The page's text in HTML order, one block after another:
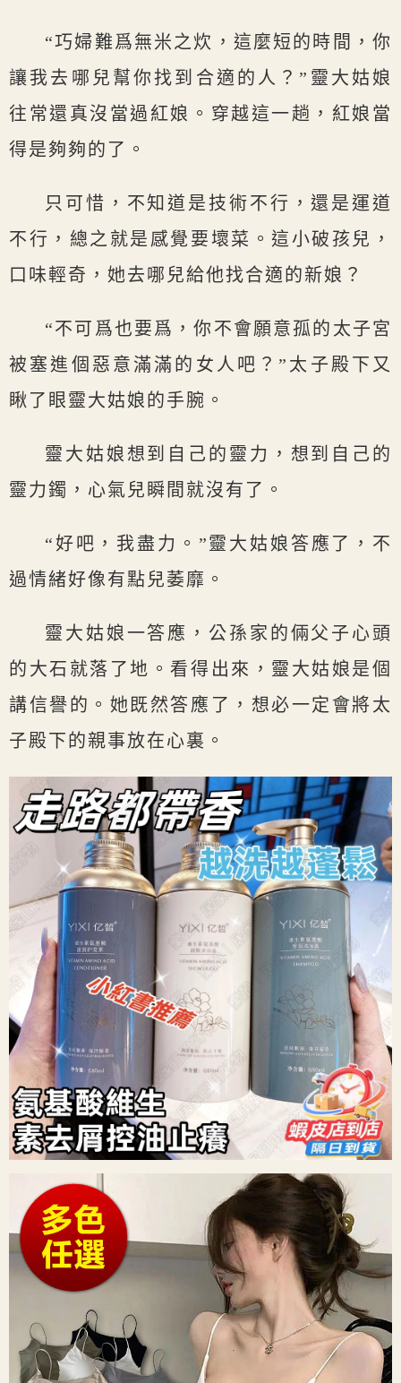
“巧婦難爲無米之炊，這麼短的時間，你
讓我去哪兒幫你找到合適的人？”靈大姑娘
往常還真沒當過紅娘。穿越這一趟，紅娘當
得是夠夠的了。
只可惜，不知道是技術不行，還是運道
不行，總之就是感覺要壞菜。這小破孩兒，
口味輕奇，她去哪兒給他找合適的新娘？
“不可爲也要爲，你不會願意孤的太子宮
被塞進個惡意滿滿的女人吧？”太子殿下又
瞅了眼靈大姑娘的手腕。
靈大姑娘想到自己的靈力，想到自己的
靈力鐲，心氣兒瞬間就沒有了。
“好吧，我盡力。”靈大姑娘答應了，不
過情緒好像有點兒萎靡。
靈大姑娘一答應，公孫家的倆父子心頭
的大石就落了地。看得出來，靈大姑娘是個
講信譽的。她既然答應了，想必一定會將太
子殿下的親事放在心裏。